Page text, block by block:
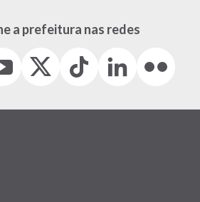
a prefeitura nas redes
(Antigo
(link
Tiktok
(link
em
LinkedIn
(link
em
(link
em